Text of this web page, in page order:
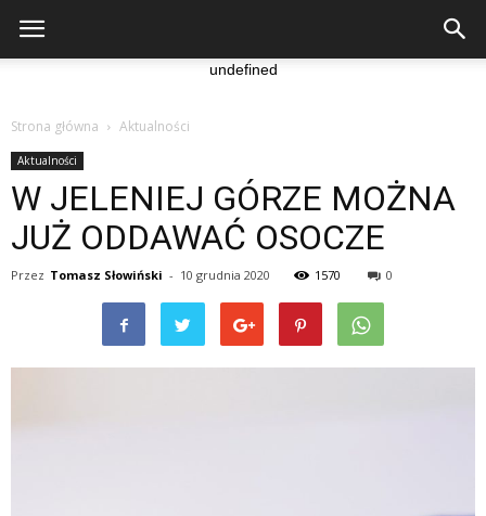
undefined
Strona główna Aktualności
Aktualności
W JELENIEJ GÓRZE MOŻNA
JUŻ ODDAWAĆ OSOCZE
Przez Tomasz Słowiński - 10 grudnia 2020 1570 0